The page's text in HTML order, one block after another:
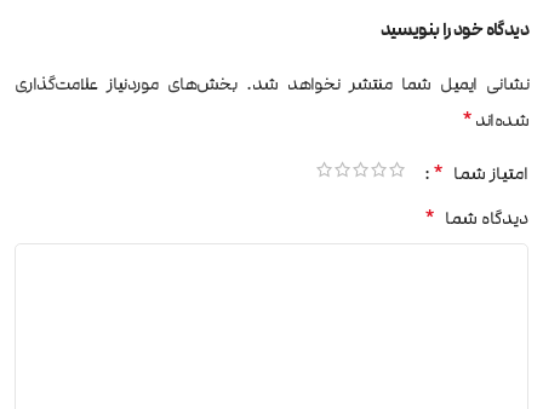
دیدگاه خود را بنویسید
نشانی ایمیل شما منتشر نخواهد شد. بخش‌های موردنیاز علامت‌گذاری
شده‌اند*
امتیاز شما *
دیدگاه شما *